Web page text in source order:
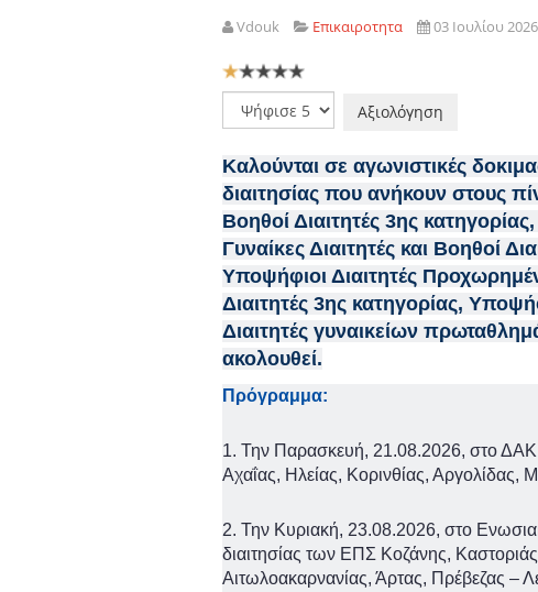
Vdouk Επικαιροτητα 03 Ιουλίου 2026
Αξιολόγηση
Χρήστη:1/5
Παρακαλώ
αξιολογήστε
Καλούνται σε αγωνιστικές
διαιτησίας που ανήκουν στους
Βοηθοί Διαιτητές 3ης
Γυναίκες Διαιτητές και Βοηθοί
Υποψήφιοι Διαιτητές
Διαιτητές 3ης κατηγορίας,
Διαιτητές γυναικείων
ακολουθεί.
Πρόγραμμα:
1. Την Παρασκευή, 21.08.2026, στο ΔΑΚ
Αχαΐας, Ηλείας, Κορινθίας,
2. Την Κυριακή, 23.08.2026, στο
διαιτησίας των ΕΠΣ Κοζάνης,
Αιτωλοακαρνανίας, Άρτας, Πρέβεζας –